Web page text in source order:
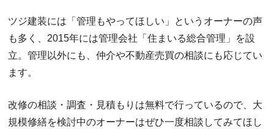
ツジ建装には「管理もやってほしい」というオーナーの声
も多く、2015年には管理会社「住まいる総合管理」を設
立。管理以外にも、仲介や不動産売買の相談にも応じてい
ます。
改修の相談・調査・見積もりは無料で行っているので、大
規模修繕を検討中のオーナーはぜひ一度相談してみてほし